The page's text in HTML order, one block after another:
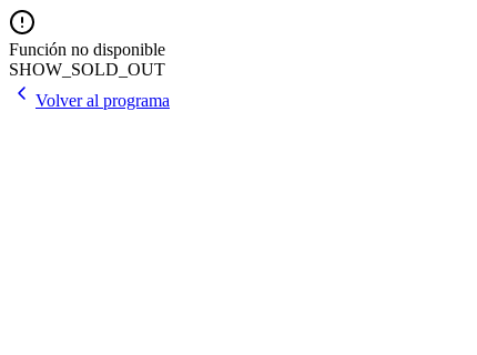
Función no disponible
SHOW_SOLD_OUT
Volver al programa